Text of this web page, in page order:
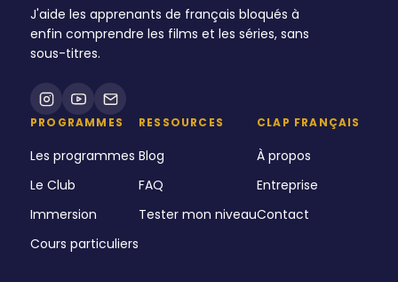
J'aide les apprenants de français bloqués à
enfin comprendre les films et les séries, sans
sous-titres.
PROGRAMMES
Les programmes
Le Club
Immersion
Cours particuliers
RESSOURCES
Blog
FAQ
Tester mon niveau
CLAP FRANÇAIS
À propos
Entreprise
Contact